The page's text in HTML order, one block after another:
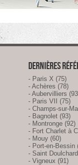
DERNIÈRES
- Paris X (75)
- Achères (78)
- Aubervilliers
- Paris VII (75)
- Champs-sur-
- Bagnolet (93)
- Montronge (92)
- Fort Charlet à
- Mouy (60)
- Port-en-Bessin
- Saint
- Vigneux (91)